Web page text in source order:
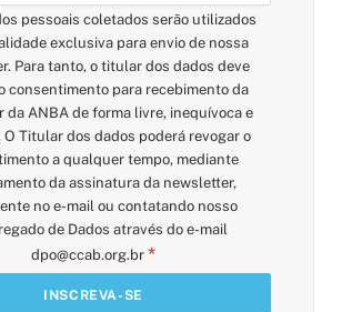
pessoais coletados serão utilizados
exclusiva para envio de nossa
Para tanto, o titular dos dados deve
consentimento para recebimento da
da ANBA de forma livre, inequívoca e
O Titular dos dados poderá revogar o
a qualquer tempo, mediante
da assinatura da newsletter,
no e-mail ou contatando nosso
de Dados através do e-mail
dpo@ccab.org.br *